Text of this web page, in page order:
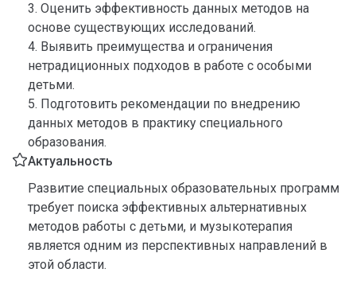
3. Оценить эффективность данных методов на
основе существующих исследований.
4. Выявить преимущества и ограничения
нетрадиционных подходов в работе с особыми
детьми.
5. Подготовить рекомендации по внедрению
данных методов в практику специального
образования.
Актуальность
Развитие специальных образовательных программ
требует поиска эффективных альтернативных
методов работы с детьми, и музыкотерапия
является одним из перспективных направлений в
этой области.